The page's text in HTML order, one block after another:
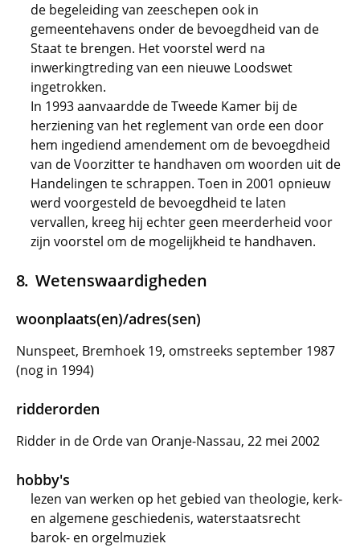
de begeleiding van zeeschepen ook in
gemeentehavens onder de bevoegdheid van de
Staat te brengen. Het voorstel werd na
inwerkingtreding van een nieuwe Loodswet
ingetrokken.
In 1993 aanvaardde de Tweede Kamer bij de
herziening van het reglement van orde een door
hem ingediend amendement om de bevoegdheid
van de Voorzitter te handhaven om woorden uit de
Handelingen te schrappen. Toen in 2001 opnieuw
werd voorgesteld de bevoegdheid te laten
vervallen, kreeg hij echter geen meerderheid voor
zijn voorstel om de mogelijkheid te handhaven.
Wetenswaardigheden
woonplaats(en)/adres(sen)
Nunspeet, Bremhoek 19, omstreeks september 1987
(nog in 1994)
ridderorden
Ridder in de Orde van Oranje-Nassau, 22 mei 2002
hobby's
lezen van werken op het gebied van theologie, kerk-
en algemene geschiedenis, waterstaatsrecht
barok- en orgelmuziek